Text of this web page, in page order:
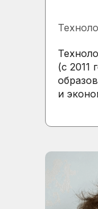
(с 2011
и